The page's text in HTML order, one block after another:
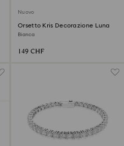
Nuovo
Orsetto Kris Decorazione Luna
Bianca
149 CHF